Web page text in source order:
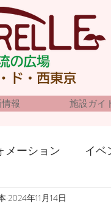
報 施設ガイ
メーション イベ
2024年11月14日